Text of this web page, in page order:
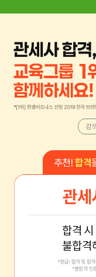
합격
불합격
강